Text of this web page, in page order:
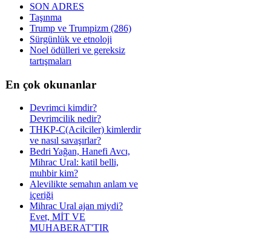
SON ADRES
Taşınma
Trump ve Trumpizm (286)
Sürgünlük ve etnoloji
Noel ödülleri ve gereksiz
tartışmaları
En çok okunanlar
Devrimci kimdir?
Devrimcilik nedir?
THKP-C(Acilciler) kimlerdir
ve nasıl savaşırlar?
Bedri Yağan, Hanefi Avcı,
Mihrac Ural: katil belli,
muhbir kim?
Alevilikte semahın anlam ve
içeriği
Mihrac Ural ajan miydi?
Evet, MİT VE
MUHABERAT'TIR